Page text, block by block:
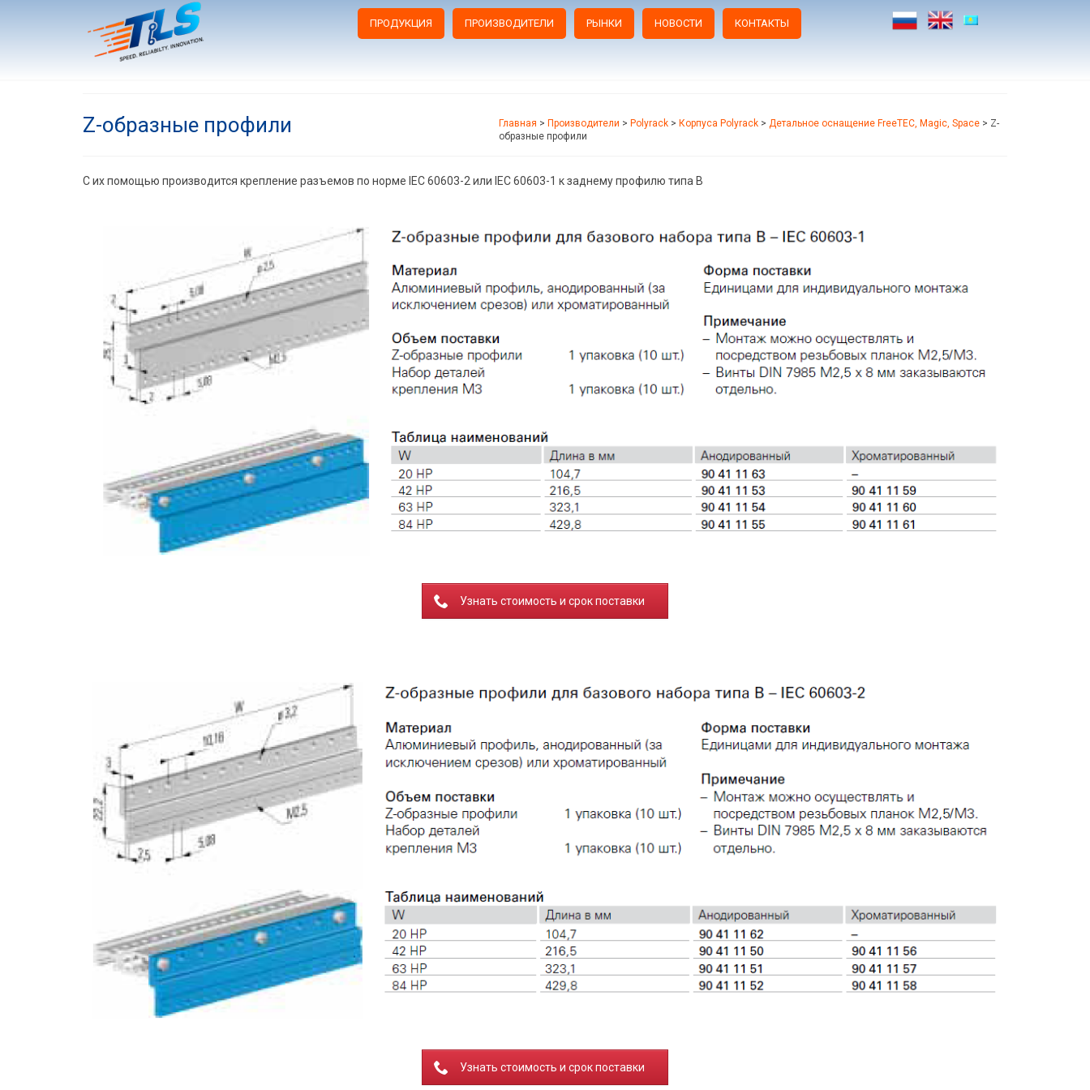
ПРОДУКЦИЯ ПРОИЗВОДИТЕЛИ РЫНКИ НОВОСТИ КОНТАКТЫ
Z-образные профили Главная > Производители > Polyrack > Корпуса Polyrack > Детальное оснащение FreeTEC, Magic, Space > Z-
образные профили
C их помощью производится крепление разъемов по норме IEC 60603-2 или IEC 60603-1 к заднему профилю типа B
Узнать стоимость и срок поставки
Узнать стоимость и срок поставки